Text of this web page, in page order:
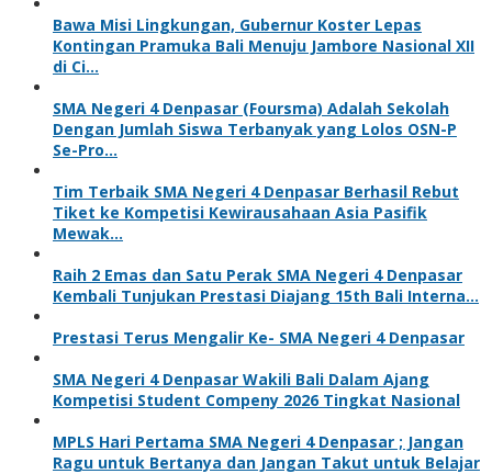
Bawa Misi Lingkungan, Gubernur Koster Lepas
Kontingan Pramuka Bali Menuju Jambore Nasional XII
di Ci…
SMA Negeri 4 Denpasar (Foursma) Adalah Sekolah
Dengan Jumlah Siswa Terbanyak yang Lolos OSN-P
Se-Pro…
Tim Terbaik SMA Negeri 4 Denpasar Berhasil Rebut
Tiket ke Kompetisi Kewirausahaan Asia Pasifik
Mewak…
Raih 2 Emas dan Satu Perak SMA Negeri 4 Denpasar
Kembali Tunjukan Prestasi Diajang 15th Bali Interna…
Prestasi Terus Mengalir Ke- SMA Negeri 4 Denpasar
SMA Negeri 4 Denpasar Wakili Bali Dalam Ajang
Kompetisi Student Compeny 2026 Tingkat Nasional
MPLS Hari Pertama SMA Negeri 4 Denpasar ; Jangan
Ragu untuk Bertanya dan Jangan Takut untuk Belajar